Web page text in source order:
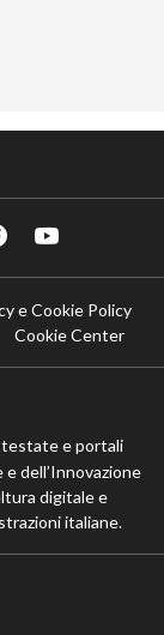
e Cookie Policy
Cookie Center
testate e portali
dell’Innovazione
digitale e
italiane.